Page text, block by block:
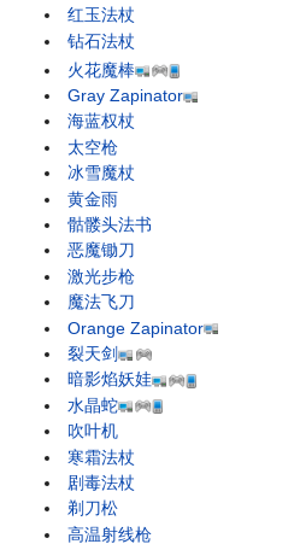
红玉法杖
钻石法杖
火花魔棒
Gray Zapinator
海蓝权杖
太空枪
冰雪魔杖
黄金雨
骷髅头法书
恶魔锄刀
激光步枪
魔法飞刀
Orange Zapinator
裂天剑
暗影焰妖娃
水晶蛇
吹叶机
寒霜法杖
剧毒法杖
剃刀松
高温射线枪